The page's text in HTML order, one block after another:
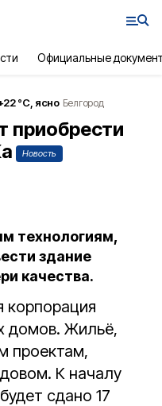
Официальные
22°С, ясно Белгород
приобрести
Новость
технологиям,
здание
качества.
корпорация
домов. Жильё,
проектам,
К началу
сдано 17